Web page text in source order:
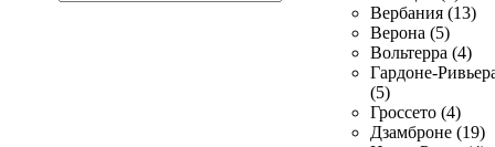
Вербания (13)
Верона (5)
Вольтерра (4)
Гардоне-
(5)
Гроссето (4)
Дзамброне (19)